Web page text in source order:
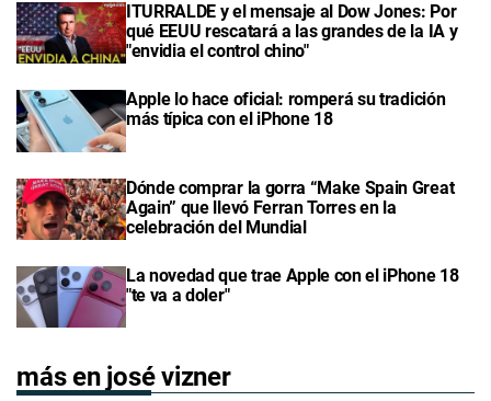
ITURRALDE y el mensaje al Dow Jones: Por
qué EEUU rescatará a las grandes de la IA y
"envidia el control chino"
Apple lo hace oficial: romperá su tradición
más típica con el iPhone 18
Dónde comprar la gorra “Make Spain Great
Again” que llevó Ferran Torres en la
celebración del Mundial
La novedad que trae Apple con el iPhone 18
"te va a doler"
más en josé vizner